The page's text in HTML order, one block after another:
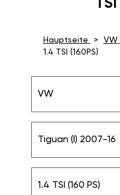
TSI
Hauptseite VW
1.4 TSI (160PS)
VW
Tiguan (I) 2007-16
1.4 TSI (160 PS)